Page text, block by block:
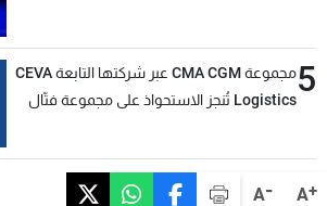
A+
A-
5
مجموعة CMA CGM عبر شركتها التابعة CEVA
Logistics تُنجز الاستحواذ على مجموعة فتّال